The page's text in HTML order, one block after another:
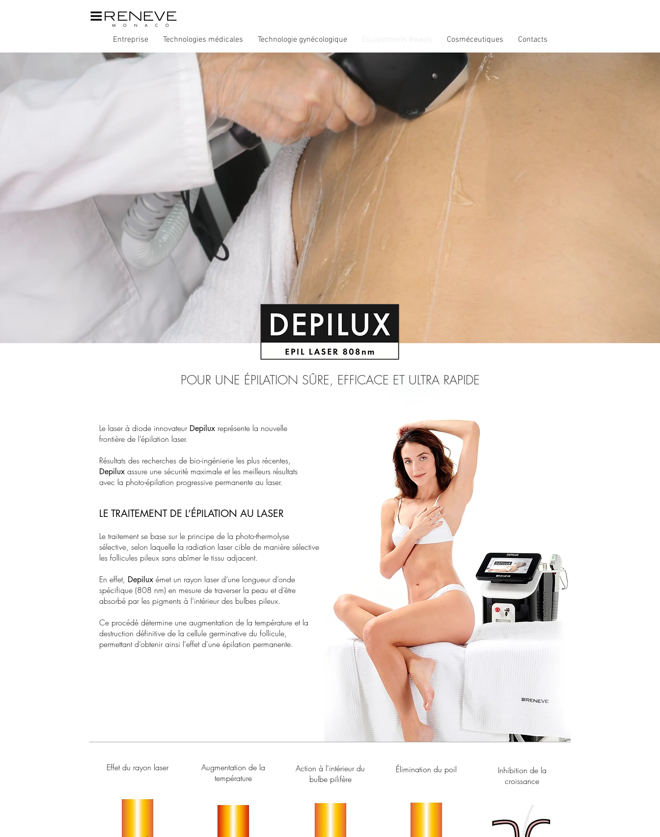
Entreprise Technologies médicales Technologie gynécologique Cosméceutiques Contacts
POUR UNE ÉPILATION SÛRE, EFFICACE ET ULTRA RAPIDE
LE TRAITEMENT DE L’ÉPILATION AU LASER
Le traitement se base sur le principe de la photo-thermolyse
sélective, selon laquelle la radiation laser cible de manière sélective
les follicules pileux sans abîmer le tissu adjacent.
En effet, Depilux émet un rayon laser d’une longueur d’onde
spécifique (808 nm) en mesure de traverser la peau et d’être
absorbé par les pigments à l’intérieur des bulbes pileux.
Ce procédé détermine une augmentation de la température et la
destruction définitive de la cellule germinative du follicule,
permettant d’obtenir ainsi l'effet d'une épilation permanente.
Le laser à diode innovateur Depilux représente la nouvelle
frontière de l’épilation laser.
Résultats des recherches de bio-ingénierie les plus récentes,
Depilux assure une sécurité maximale et les meilleurs résultats
avec la photo-épilation progressive permanente au laser.
Effet du rayon laser
Augmentation de la
température
Action à l'intérieur du
bulbe pilifère
Élimination du poil
Inhibition de la
croissance